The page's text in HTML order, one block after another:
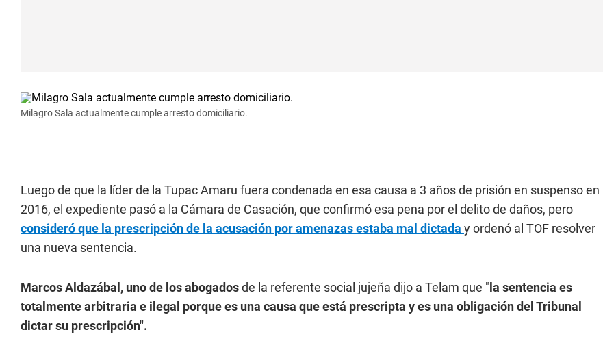
Milagro Sala actualmente cumple arresto domiciliario.
Luego de que la líder de la Tupac Amaru fuera condenada en esa causa a 3 años de prisión en suspenso en
2016, el expediente pasó a la Cámara de Casación, que confirmó esa pena por el delito de daños, pero
consideró que la prescripción de la acusación por amenazas estaba mal dictada y ordenó al TOF resolver
una nueva sentencia.
Marcos Aldazábal, uno de los abogadosde la referente social jujeña dijo a Telam que " la sentencia es
totalmente arbitraria e ilegal porque es una causa que está prescripta y es una obligación del Tribunal
dictar su prescripción".